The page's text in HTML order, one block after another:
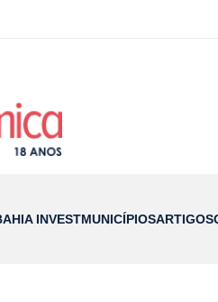
INVESTMUNICÍPIOSARTIGOS